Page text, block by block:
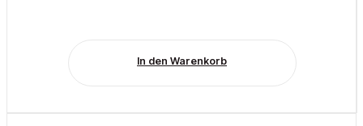
In den Warenkorb